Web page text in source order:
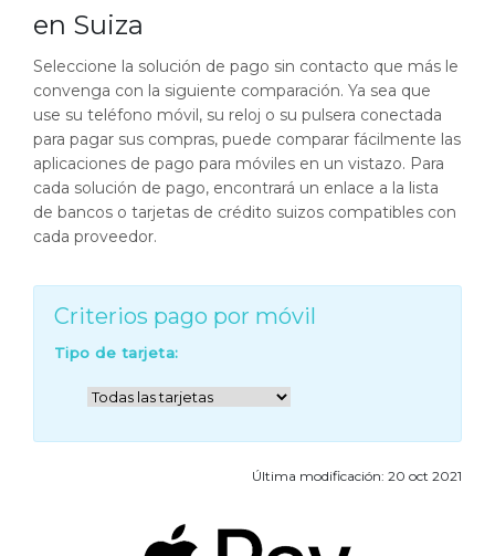
en Suiza
Seleccione la solución de pago sin contacto que más le
convenga con la siguiente comparación. Ya sea que
use su teléfono móvil, su reloj o su pulsera conectada
para pagar sus compras, puede comparar fácilmente las
aplicaciones de pago para móviles en un vistazo. Para
cada solución de pago, encontrará un enlace a la lista
de bancos o tarjetas de crédito suizos compatibles con
cada proveedor.
Criterios pago por móvil
Tipo de tarjeta:
Última modificación: 20 oct 2021